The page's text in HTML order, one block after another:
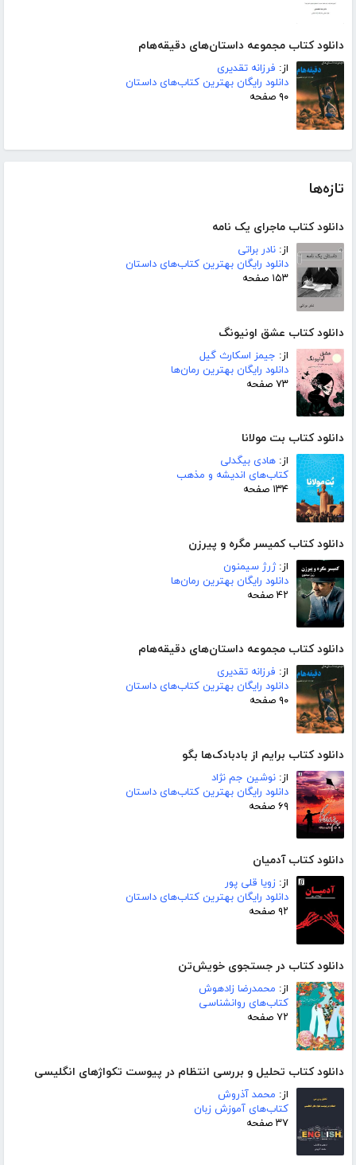
دانلود کتاب مجموعه داستان‌های دقیقه‌هام
از: فرزانه تقدیری
دانلود رایگان بهترین کتاب‌های داستان
۹۰ صفحه
تازه‌ها
دانلود کتاب ماجرای یک نامه
از: نادر براتی
دانلود رایگان بهترین کتاب‌های داستان
۱۵۳ صفحه
دانلود کتاب عشق اونیونگ
از: جیمز اسکارث گیل
دانلود رایگان بهترین رمان‌ها
۷۳ صفحه
دانلود کتاب بت مولانا
از: هادی بیگدلی
کتاب‌های اندیشه و مذهب
۱۳۴ صفحه
دانلود کتاب کمیسر مگره و پیرزن
از:ژرژ سیمنون
دانلود رایگان بهترین رمان‌ها
۴۲ صفحه
دانلود کتاب مجموعه داستان‌های دقیقه‌هام
از: فرزانه تقدیری
دانلود رایگان بهترین کتاب‌های داستان
۹۰ صفحه
دانلود کتاب برایم از بادبادک‌ها بگو
از: نوشین جم نژاد
دانلود رایگان بهترین کتاب‌های داستان
۶۹ صفحه
دانلود کتاب آدمیان
از: زویا قلی پور
دانلود رایگان بهترین کتاب‌های داستان
۹۲ صفحه
دانلود کتاب در جستجوی خویش‌تن
از: محمدرضا زادهوش
کتاب‌های روانشناسی
۷۲ صفحه
دانلود کتاب تحلیل و بررسی انتظام در پیوست تکواژهای انگلیسی
از: محمد آذروش
کتاب‌های آموزش زبان
۳۷ صفحه